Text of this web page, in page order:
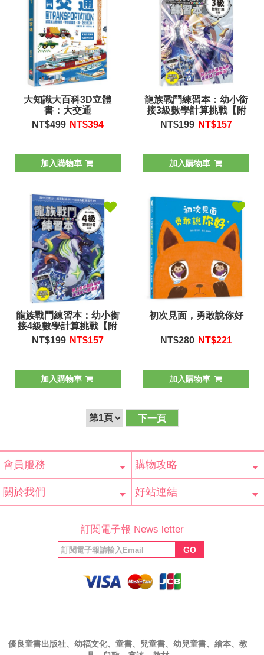
大知識大百科3D立體
書：大交通
NT$499 NT$394
加入購物車
龍族戰鬥練習本：幼小銜
接3級數學計算挑戰【附
閃亮龍族召喚貼紙及角色
NT$199 NT$157
加入購物車
龍族戰鬥練習本：幼小銜
接4級數學計算挑戰【附
閃亮龍族召喚貼紙及角色
NT$199 NT$157
加入購物車
初次見面，勇敢說你好
NT$280 NT$221
加入購物車
下一頁
會員服務
會員辨法
客服信箱
隱私條款
網站導覽
購物攻略
常見問題
購物說明
訂單查詢
關於我們 好站連結
福利協會
絲專頁
訂閱電子報 News letter
GO
優良童書出版社、幼福文化、童書、兒童書、幼兒童書、繪本、教